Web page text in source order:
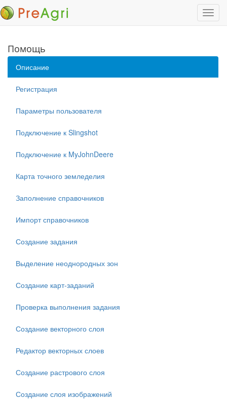
Помощь
Описание
Регистрация
Параметры пользователя
Подключение к Slingshot
Подключение к MyJohnDeere
Карта точного земледелия
Заполнение справочников
Импорт справочников
Создание задания
Выделение неоднородных зон
Создание карт-заданий
Проверка выполнения задания
Создание векторного слоя
Редактор векторных слоев
Создание растрового слоя
Создание слоя изображений